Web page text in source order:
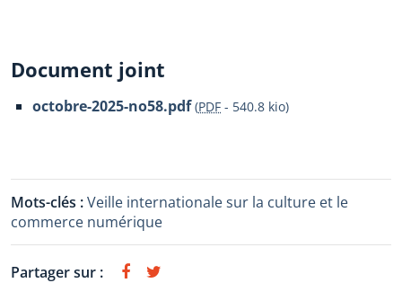
Document joint
octobre-2025-no58.pdf (PDF - 540.8 kio)
Mots-clés :Veille internationale sur la culture et le
commerce numérique
Partager sur :